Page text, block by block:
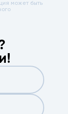
может быть